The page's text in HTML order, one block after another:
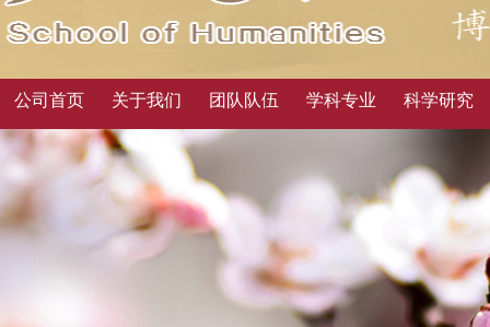
公司首页 关于我们 团队队伍 学科专业 科学研究